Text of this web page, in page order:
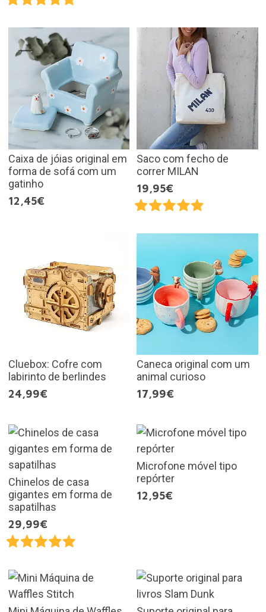
Caixa de jóias original em
forma de sofá com um
gatinho
12,45€
Saco com fecho de
correr MILAN
19,95€
Cluebox: Cofre com
labirinto de berlindes
24,99€
Caneca original com um
animal curioso
17,99€
Chinelos de casa
gigantes em forma de
sapatilhas
29,99€
Microfone móvel tipo
repórter
12,95€